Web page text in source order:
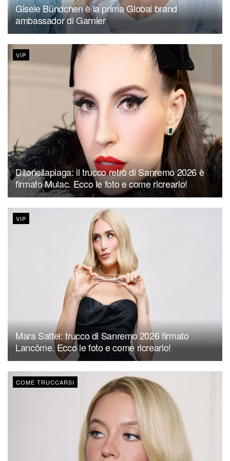
Gisele Bündchen è la prima Global brand
ambassador di Garnier
VIP
Ditonellapiaga: il trucco retrò di Sanremo 2026 è
firmato Mulac. Ecco le foto e come ricrearlo!
VIP
Mara Sattei: trucco di Sanremo 2026 firmato
Lancôme. Ecco le foto e come ricrearlo!
COME TRUCCARSI